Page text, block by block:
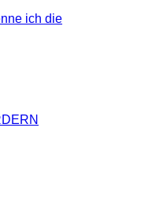
ich die